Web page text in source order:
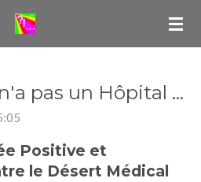
pas un Hôpital ...
Positive et
le Désert Médical